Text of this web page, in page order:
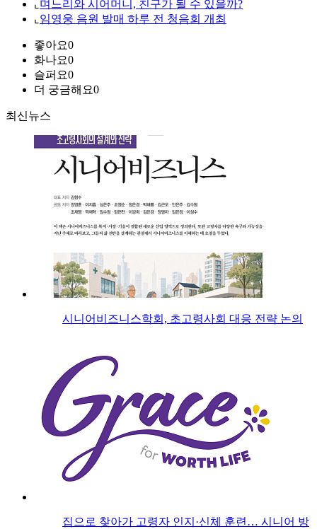
⌞ 며느리와 시어머니, 친구가 될 수 있을까?
⌞ 임영웅 음원 발매 하루 전 청음회 개최
좋아요0
화나요0
슬퍼요0
더 궁금해요0
최신뉴스
시니어비즈니스학회, 초고령사회 대응 전략 논의
집으로 찾아가 고령자 인지·신체 훈련… 시니어 방